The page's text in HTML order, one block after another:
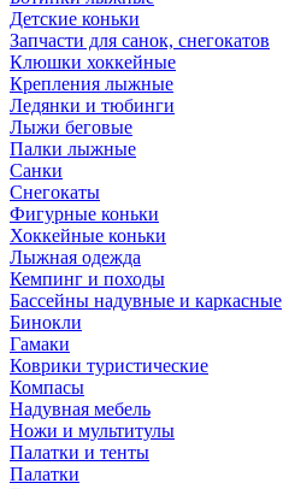
Детские коньки
Запчасти для санок, снегокатов
Клюшки хоккейные
Крепления лыжные
Ледянки и тюбинги
Лыжи беговые
Палки лыжные
Санки
Снегокаты
Фигурные коньки
Хоккейные коньки
Лыжная одежда
Кемпинг и походы
Бассейны надувные и каркасные
Бинокли
Гамаки
Коврики туристические
Компасы
Надувная мебель
Ножи и мультитулы
Палатки и тенты
Палатки